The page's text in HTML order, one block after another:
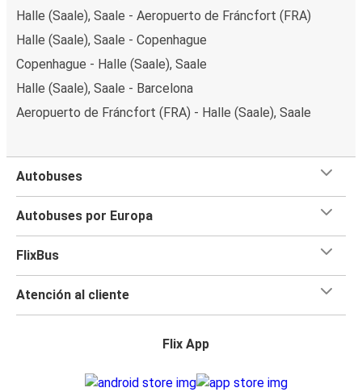
Halle (Saale), Saale - Aeropuerto de Fráncfort (FRA)
Halle (Saale), Saale - Copenhague
Copenhague - Halle (Saale), Saale
Halle (Saale), Saale - Barcelona
Aeropuerto de Fráncfort (FRA) - Halle (Saale), Saale
Autobuses
Autobuses por Europa
FlixBus
Atención al cliente
Flix App